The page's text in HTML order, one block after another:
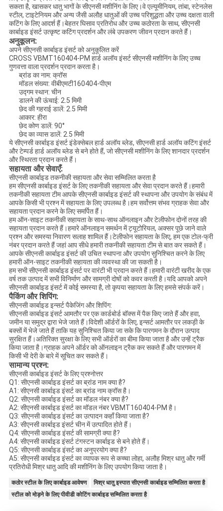
सकता है, खासकर धातु भागों के सीएनसी मशीनिंग के लिए।वे एल्यूमीनियम, तांबा, स्टेनलेस
स्टील, टाइटेनियम और अन्य जैसी अलौह धातुओं की उच्च परिशुद्धता और उच्च दक्षता वाली
कटिंग के लिए आदर्श हैं।बेहतर घिसाव प्रतिरोध और उच्च कठोरता के साथ, सीएनसी
कार्बाइड इंसर्ट उत्कृष्ट कटिंग प्रदर्शन और लंबे उपकरण जीवन प्रदान करते हैं।
अनुकूलन:
अपने सीएनसी कार्बाइड इंसर्ट को अनुकूलित करें
CROSS VBMT160404-PM हार्ड अलॉय इंसर्ट सीएनसी मशीनिंग के लिए उच्च
गुणवत्ता वाला प्रदर्शन प्रदान करता है।
ब्रांड का नाम: क्रॉस
मॉडल संख्या: वीबीएमटी160404-पीएम
उद्गम स्थान: चीन
डालने की ऊंचाई: 2.5 मिमी
छेद की गहराई डालें: 2.5 मिमी
आकार: हीरा
छेद कोण डालें: 90°
छेद का व्यास डालें: 2.5 मिमी
ये सीएनसी कार्बाइड इंसर्ट इंडेक्सेबल हार्ड अलॉय ब्लेड, सीएनसी हार्ड अलॉय कटिंग इंसर्ट
और टेम्पर्ड हार्ड अलॉय ब्लेड से बने होते हैं, जो सीएनसी मशीनिंग के लिए शानदार प्रदर्शन
और स्थिरता प्रदान करते हैं।
सहायता और सेवाएँ:
सीएनसी कार्बाइड तकनीकी सहायता और सेवा सम्मिलित करता है
हम सीएनसी कार्बाइड इंसर्ट के लिए तकनीकी सहायता और सेवा प्रदान करते हैं।हमारी
तकनीकी सहायता टीम आपके सीएनसी कार्बाइड इंसर्ट की स्थापना और उपयोग के संबंध में
आपके किसी भी प्रश्न में सहायता के लिए उपलब्ध है।हम सर्वोत्तम संभव ग्राहक सेवा और
सहायता प्रदान करने के लिए समर्पित हैं।
हम ऑन-साइट तकनीकी सहायता के साथ-साथ ऑनलाइन और टेलीफोन दोनों तरह की
सहायता प्रदान करते हैं।हमारे ऑनलाइन समर्थन में ट्यूटोरियल, अक्सर पूछे जाने वाले
प्रश्न और समस्या निवारण सलाह शामिल हैं।टेलीफोन सहायता के लिए, हम एक टोल-फ्री
नंबर प्रदान करते हैं जहां आप सीधे हमारी तकनीकी सहायता टीम से बात कर सकते हैं।
आपके सीएनसी कार्बाइड इंसर्ट की उचित स्थापना और उपयोग सुनिश्चित करने के लिए
हमारी ऑन-साइट तकनीकी सहायता की व्यवस्था की जा सकती है।
हम सभी सीएनसी कार्बाइड इंसर्ट पर वारंटी भी प्रदान करते हैं।हमारी वारंटी खरीद के एक
वर्ष तक उत्पाद में सभी विनिर्माण और सामग्री दोषों को कवर करती है।यदि आपको अपने
सीएनसी कार्बाइड इंसर्ट में कोई समस्या है, तो कृपया सहायता के लिए हमसे संपर्क करें।
पैकिंग और शिपिंग:
सीएनसी कार्बाइड इन्सर्ट पैकेजिंग और शिपिंग:
सीएनसी कार्बाइड इंसर्ट आमतौर पर एक कार्डबोर्ड बॉक्स में पैक किए जाते हैं और हवा,
जमीन या समुद्र द्वारा भेजे जाते हैं।विदेशी ऑर्डरों के लिए, इन्सर्ट आमतौर पर लकड़ी के
बक्सों में भेजे जाते हैं ताकि यह सुनिश्चित किया जा सके कि पारगमन के दौरान उत्पाद
सुरक्षित हैं।अतिरिक्त सुरक्षा के लिए सभी ऑर्डरों का बीमा किया जाता है और उन्हें ट्रैक
किया जाता है।ग्राहक अपने ऑर्डर को ऑनलाइन ट्रैक कर सकते हैं और पारगमन में
किसी भी देरी के बारे में सूचित कर सकते हैं।
सामान्य प्रश्न:
सीएनसी कार्बाइड इंसर्ट के लिए प्रश्नोत्तर
Q1: सीएनसी कार्बाइड इंसर्ट का ब्रांड नाम क्या है?
A1: सीएनसी कार्बाइड इंसर्ट का ब्रांड नाम क्रॉस है।
Q2: सीएनसी कार्बाइड इंसर्ट का मॉडल नंबर क्या है?
A2: सीएनसी कार्बाइड इंसर्ट का मॉडल नंबर VBMT160404-PM है।
Q3: सीएनसी कार्बाइड इंसर्ट का उत्पादन कहाँ किया जाता है?
A3: सीएनसी कार्बाइड इंसर्ट चीन में उत्पादित होते हैं।
Q4: सीएनसी कार्बाइड इंसर्ट की सामग्री क्या है?
A4: सीएनसी कार्बाइड इंसर्ट टंगस्टन कार्बाइड से बने होते हैं।
Q5: सीएनसी कार्बाइड इंसर्ट का अनुप्रयोग क्या है?
A5: सीएनसी कार्बाइड इंसर्ट का व्यापक रूप से कच्चा लोहा, अलौह मिश्र धातु और गर्मी
प्रतिरोधी मिश्र धातु आदि की मशीनिंग के लिए उपयोग किया जाता है।
कठोर स्टील के लिए कार्बाइड आवेषण
मिश्र धातु इस्पात सीएनसी कार्बाइड सम्मिलित करता है
स्टील को मोड़ने के लिए पीवीडी कोटिंग कार्बाइड सम्मिलित करता है